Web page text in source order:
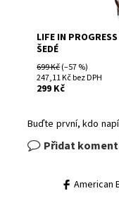
LIFE IN
ŠEDÉ
699 Kč(–57 %)
247,11 Kč bez DPH
299 Kč
Buďte první, kdo
Přidat
American